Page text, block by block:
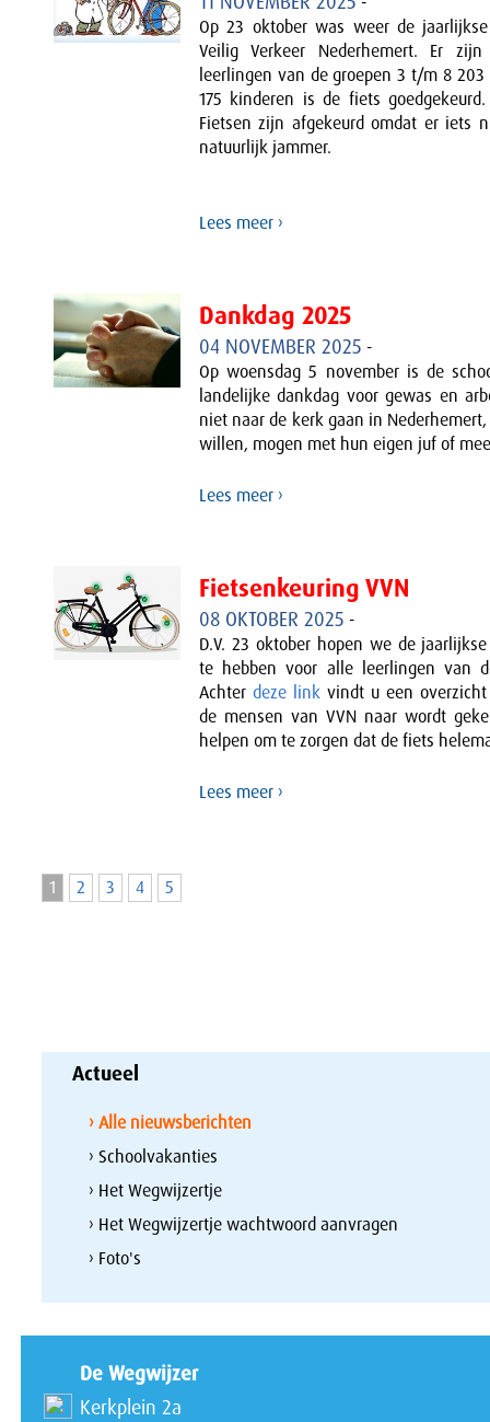
Op 23 oktober was weer de
Veilig Verkeer Nederhemert. Er
leerlingen van de groepen 3 t/m 8
175 kinderen is de fiets
Fietsen zijn afgekeurd omdat er iets
natuurlijk jammer.
Lees meer ›
Dankdag 2025
04 NOVEMBER 2025 -
Op woensdag 5 november is de
landelijke dankdag voor gewas en
niet naar de kerk gaan in
willen, mogen met hun eigen juf of
Lees meer ›
Fietsenkeuring VVN
08 OKTOBER 2025 -
D.V. 23 oktober hopen we de
te hebben voor alle leerlingen van
Achter deze linkvindt u een
de mensen van VVN naar wordt
helpen om te zorgen dat de fiets
Lees meer ›
1 2 3 4 5
Actueel
› Alle nieuwsberichten
› Schoolvakanties
› Het Wegwijzertje
› Het Wegwijzertje wachtwoord aanvragen
› Foto's
De Wegwijzer
Kerkplein 2a